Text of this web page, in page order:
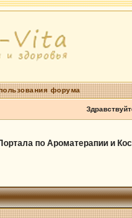
форума
по Ароматерапии и